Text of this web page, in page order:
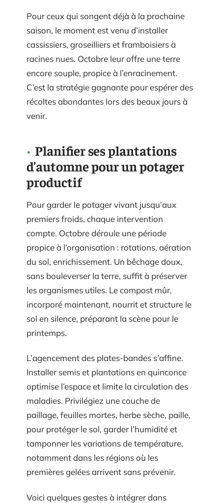
Pour ceux qui songent déjà à la prochaine
saison, le moment est venu d’installer
cassissiers, groseilliers et framboisiers à
racines nues. Octobre leur offre une terre
encore souple, propice à l’enracinement.
C’est la stratégie gagnante pour espérer des
récoltes abondantes lors des beaux jours à
venir.
Planifier ses plantations
d’automne pour un potager
productif
Pour garder le potager vivant jusqu’aux
premiers froids, chaque intervention
compte. Octobre déroule une période
propice à l’organisation : rotations, aération
du sol, enrichissement. Un bêchage doux,
sans bouleverser la terre, suffit à préserver
les organismes utiles. Le compost mûr,
incorporé maintenant, nourrit et structure le
sol en silence, préparant la scène pour le
printemps.
L’agencement des plates-bandes s’affine.
Installer semis et plantations en quinconce
optimise l’espace et limite la circulation des
maladies. Privilégiez une couche de
paillage, feuilles mortes, herbe sèche, paille,
pour protéger le sol, garder l’humidité et
tamponner les variations de température,
notamment dans les régions où les
premières gelées arrivent sans prévenir.
Voici quelques gestes à intégrer dans